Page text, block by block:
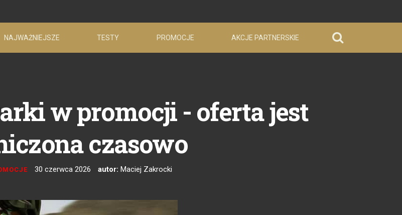
NAJWAŻNIEJSZE TESTY PROMOCJE AKCJE PARTNERSKIE
w promocji - oferta jest
czasowo
30 czerwca 2026 autor: Maciej Zakrocki